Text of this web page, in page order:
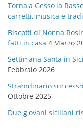
o
r
i
e
Torna a Gesso la
carretti, musica e
Biscotti di Nonna
fatti in casa 4 Marzo
Settimana Santa in
Febbraio 2026
Straordinario
Ottobre 2025
Due giovani siciliani